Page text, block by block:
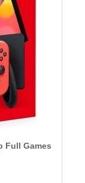
Full Games